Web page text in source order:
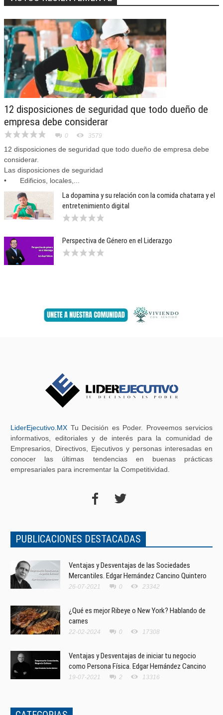
12 disposiciones de seguridad que todo dueño de
empresa debe considerar
0 3579
12 disposiciones de seguridad que todo dueño de empresa debe
considerar.
Las disposiciones de seguridad
•
Edificios, locales,...
La dopamina y su relación con la comida chatarra y el
entretenimiento digital
Perspectiva de Género en el Liderazgo
LiderEjecutivo.MX Tu Decisión es Poder. Proveemos servicios
informativos, editoriales y de interés para la comunidad de
Empresarios, Directivos, Ejecutivos y personas interesadas en
conocer las últimas tendencias en buenas prácticas
empresariales para incrementar la Competitividad.
PUBLICACIONES DESTACADAS
Ventajas y Desventajas de las Sociedades
Mercantiles. Edgar Hernández Cancino Quintero
26-07-2021 0 23342
¿Qué es mejor Ribeye o New York? Hablando de
carnes
22-02-2024 0 17308
Ventajas y Desventajas de iniciar tu negocio
como Persona Física. Edgar Hernández Cancino
19-07-2021 2 13316